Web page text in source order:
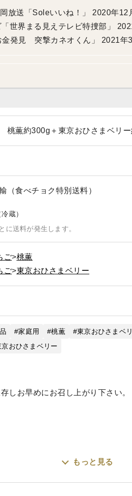
桃薫約300g＋東京おひさまベリー
（食べチョク特別送料）
蔵）
に送料が発生します。
ご 桃薫
ご 東京おひさまベリー
家庭用 桃薫 東京おひさまベ
おひさまベリー
しお早めにお召し上がり下さい。
、甘いカラメルのような香りが
もっと見る
放送「Soleいいね！」 2020年
世界まる見えテレビ特捜部」
金発見 突撃カネオくん」 2021
ボラケ」 2024年1月 焼津市公